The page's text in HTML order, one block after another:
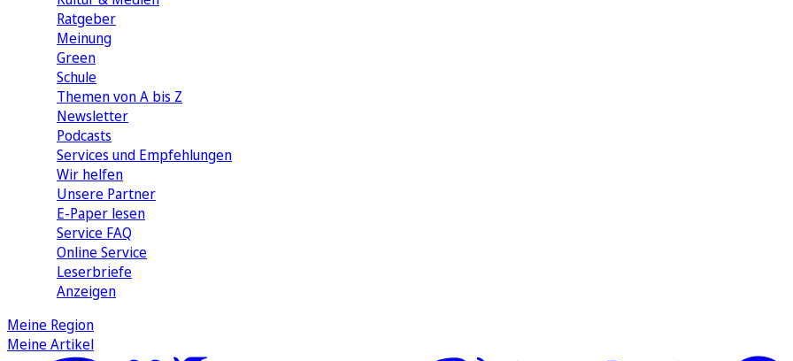
Ratgeber
Meinung
Green
Schule
Themen von A bis Z
Newsletter
Podcasts
Services und Empfehlungen
Wir helfen
Unsere Partner
E-Paper lesen
Service FAQ
Online Service
Leserbriefe
Anzeigen
Meine Region
Meine Artikel